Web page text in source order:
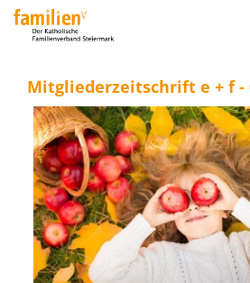
Mitgliederzeitschrift e + f -